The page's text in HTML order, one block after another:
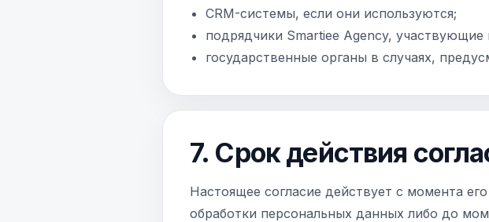
CRM-системы, если они используются;
подрядчики Smartiee Agency, участвующие
государственные органы в случаях,
7. Срок действия
Настоящее согласие действует с момента
обработки персональных данных либо до